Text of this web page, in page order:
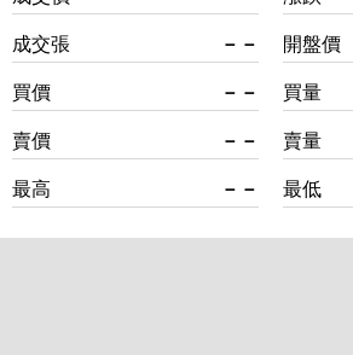
成交張 －－
買價 －－
賣價 －－
最高 －－
開盤價
買量
賣量
最低